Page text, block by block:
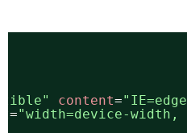
content=
="width=device-